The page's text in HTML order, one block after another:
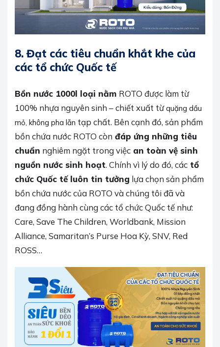
8. Đạt các tiêu chuẩn khắt khe của
các tổ chức Quốc tế
Bồn nước 1000l loại nằm ROTO được làm từ
100% nhựa nguyên sinh – chiết xuất từ quặng dầu
mỏ, không pha lẫn tạp chất. Bên cạnh đó, sản phẩm
bồn chứa nước ROTO còn đáp ứng những tiêu
chuẩn nghiêm ngặt trong việc an toàn vệ sinh
nguồn nước sinh hoạt. Chính vì lý do đó, các tổ
chức Quốc tế luôn tin tưởng lựa chọn sản phẩm
bồn chứa nước của ROTO và chúng tôi đã và
đang đồng hành cùng các tổ chức Quốc tế như:
Care, Save The Children, Worldbank, Mission
Alliance, Samaritan’s Purse Hoa Kỳ, SNV, Red
ROSS…